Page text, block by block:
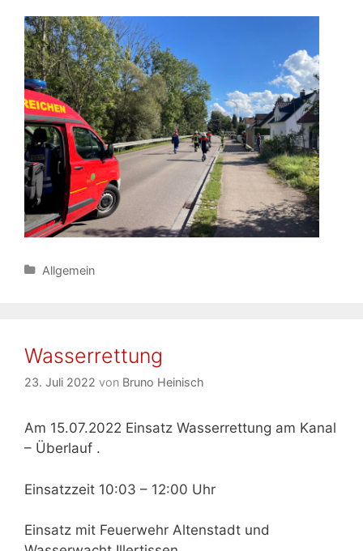
Kategorien
Allgemein
Wasserrettung
23. Juli 2022 von Bruno Heinisch
Am 15.07.2022 Einsatz Wasserrettung am Kanal
– Überlauf .
Einsatzzeit 10:03 – 12:00 Uhr
Einsatz mit Feuerwehr Altenstadt und